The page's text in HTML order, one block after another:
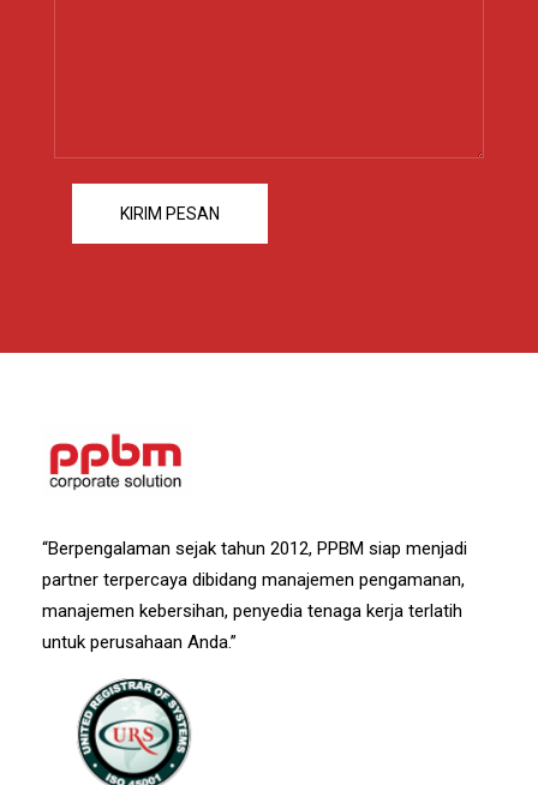
“Berpengalaman sejak tahun 2012, PPBM siap menjadi
partner terpercaya dibidang manajemen pengamanan,
manajemen kebersihan, penyedia tenaga kerja terlatih
untuk perusahaan Anda.”